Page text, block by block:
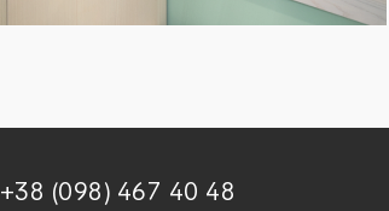
+38 (098) 467 40 48